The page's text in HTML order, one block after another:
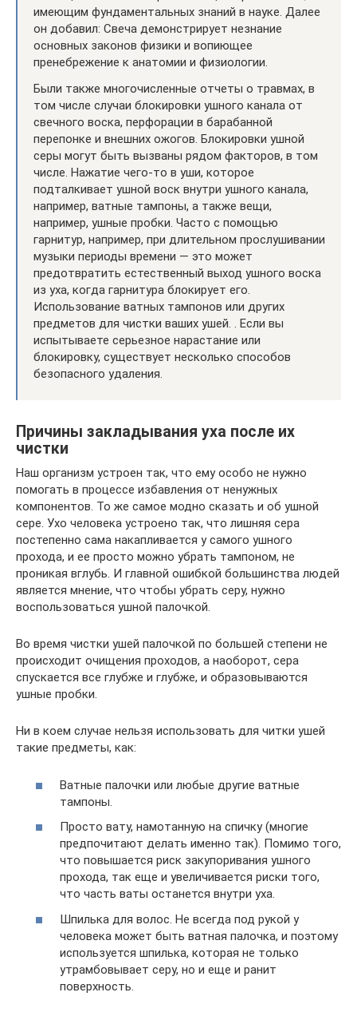
имеющим фундаментальных знаний в науке. Далее
он добавил: Свеча демонстрирует незнание
основных законов физики и вопиющее
пренебрежение к анатомии и физиологии.
Были также многочисленные отчеты о травмах, в
том числе случаи блокировки ушного канала от
свечного воска, перфорации в барабанной
перепонке и внешних ожогов. Блокировки ушной
серы могут быть вызваны рядом факторов, в том
числе. Нажатие чего-то в уши, которое
подталкивает ушной воск внутри ушного канала,
например, ватные тампоны, а также вещи,
например, ушные пробки. Часто с помощью
гарнитур, например, при длительном прослушивании
музыки периоды времени — это может
предотвратить естественный выход ушного воска
из уха, когда гарнитура блокирует его.
Использование ватных тампонов или других
предметов для чистки ваших ушей. . Если вы
испытываете серьезное нарастание или
блокировку, существует несколько способов
безопасного удаления.
Причины закладывания уха после их
чистки
Наш организм устроен так, что ему особо не нужно
помогать в процессе избавления от ненужных
компонентов. То же самое модно сказать и об ушной
сере. Ухо человека устроено так, что лишняя сера
постепенно сама накапливается у самого ушного
прохода, и ее просто можно убрать тампоном, не
проникая вглубь. И главной ошибкой большинства людей
является мнение, что чтобы убрать серу, нужно
воспользоваться ушной палочкой.
Во время чистки ушей палочкой по большей степени не
происходит очищения проходов, а наоборот, сера
спускается все глубже и глубже, и образовываются
ушные пробки.
Ни в коем случае нельзя использовать для читки ушей
такие предметы, как:
Ватные палочки или любые другие ватные
тампоны.
Просто вату, намотанную на спичку (многие
предпочитают делать именно так). Помимо того,
что повышается риск закупоривания ушного
прохода, так еще и увеличивается риски того,
что часть ваты останется внутри уха.
Шпилька для волос. Не всегда под рукой у
человека может быть ватная палочка, и поэтому
используется шпилька, которая не только
утрамбовывает серу, но и еще и ранит
поверхность.